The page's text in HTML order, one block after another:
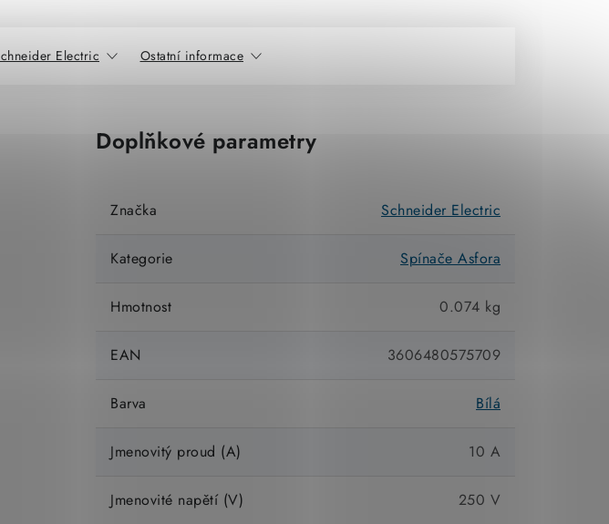
Electric Ostatní informace
Doplňkové parametry
Značka Schneider Electric
Kategorie Spínače Asfora
Hmotnost 0.074 kg
EAN 3606480575709
Barva Bílá
Jmenovitý proud (A) 10 A
Jmenovité napětí (V) 250 V